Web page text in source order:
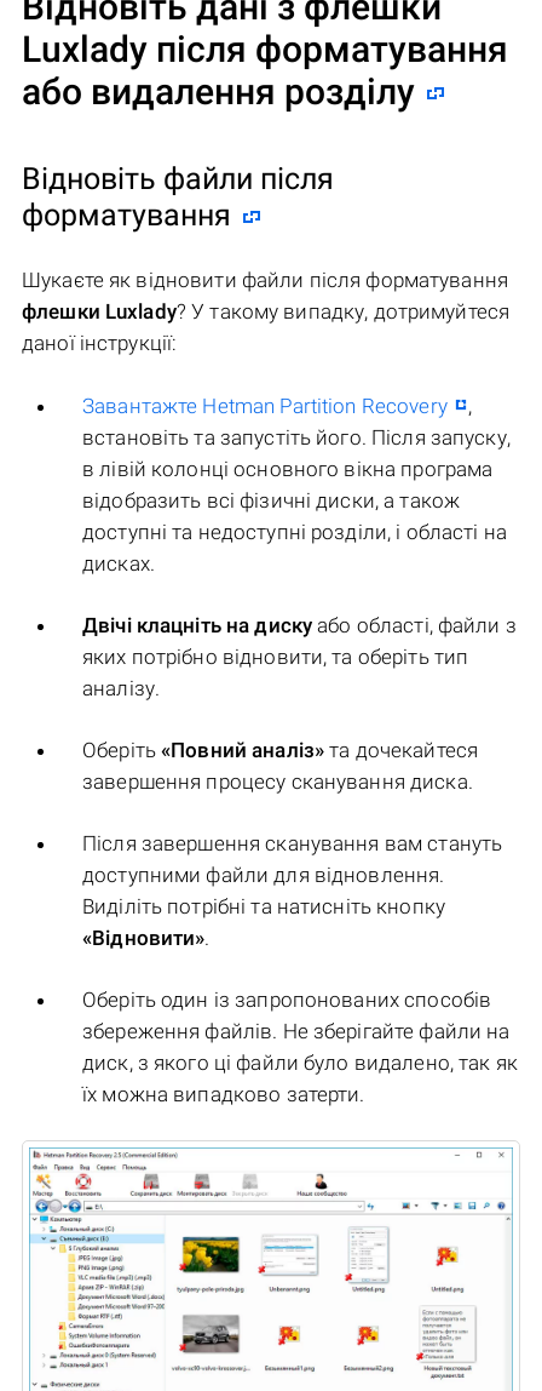
Luxlady після форматування
або видалення розділу
Відновіть файли після
форматування
Шукаєте як відновити файли після форматування
флешки Luxlady? У такому випадку, дотримуйтеся
даної інструкції:
Завантажте Hetman Partition Recovery
,
встановіть та запустіть його. Після запуску,
в лівій колонці основного вікна програма
відобразить всі фізичні диски, а також
доступні та недоступні розділи, і області на
дисках.
Двічі клацніть на диску або області, файли з
яких потрібно відновити, та оберіть тип
аналізу.
Оберіть«Повний аналіз» та дочекайтеся
завершення процесу сканування диска.
Після завершення сканування вам стануть
доступними файли для відновлення.
Виділіть потрібні та натисніть кнопку
«Відновити».
Оберіть один із запропонованих способів
збереження файлів. Не зберігайте файли на
диск, з якого ці файли було видалено, так як
їх можна випадково затерти.